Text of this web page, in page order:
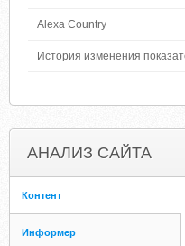
Alexa Country
История изменения
АНАЛИЗ САЙТА
Контент
Информер